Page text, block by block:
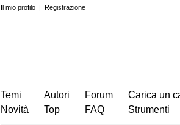
Il mio profilo | Registrazione
Temi
Novità
Autori
Top
Forum
FAQ
Carica un
Strumenti